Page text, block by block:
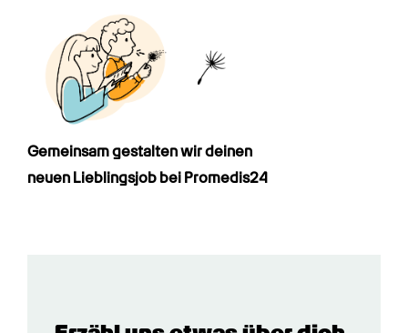
Gemeinsam gestalten wir deinen
neuen Lieblingsjob bei Promedis24